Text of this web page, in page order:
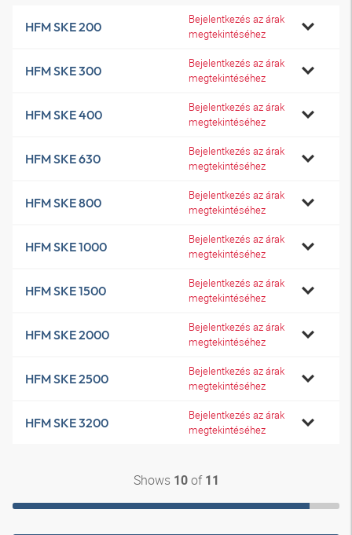
HFM SKE 200
Bejelentkezés az árak
megtekintéséhez
HFM SKE 300
Bejelentkezés az árak
megtekintéséhez
HFM SKE 400
Bejelentkezés az árak
megtekintéséhez
HFM SKE 630
Bejelentkezés az árak
megtekintéséhez
HFM SKE 800
Bejelentkezés az árak
megtekintéséhez
HFM SKE 1000
Bejelentkezés az árak
megtekintéséhez
HFM SKE 1500
Bejelentkezés az árak
megtekintéséhez
HFM SKE 2000
Bejelentkezés az árak
megtekintéséhez
HFM SKE 2500
Bejelentkezés az árak
megtekintéséhez
HFM SKE 3200
Bejelentkezés az árak
megtekintéséhez
Shows 10of 11